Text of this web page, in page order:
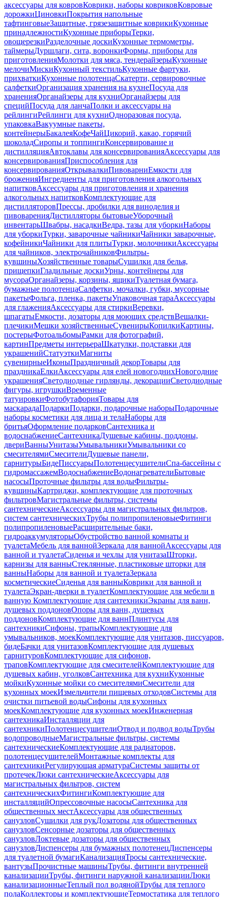
аксессуары для ковровКоврики, наборы ковриковКовровые
дорожкиЦиновкиПокрытия напольные
тафтинговыеЗащитные, грязезащитные коврикиКухонные
принадлежностиКухонные приборыТерки,
овощерезкиРазделочные доскиКухонные термометры,
таймерыДуршлаги, сита, воронкиФормы, приборы для
приготовленияМолотки для мяса, тендерайзерыКухонные
мелочиМискиКухонный текстильКухонные фартуки,
прихваткиКухонные полотенцаСкатерти, сервировочные
салфеткиОрганизация хранения на кухнеПосуда для
храненияОрганайзеры для кухниОрганайзеры для
специйПосуда для ланчаПолки и аксессуары на
рейлингиРейлинги для кухниОдноразовая посуда,
упаковкаВакуумные пакеты,
контейнерыБакалеяКофеЧайЦикорий, какао, горячий
шоколадСиропы и топпингиКонсервирование и
дистилляцияАвтоклавы для консервированияАксессуары для
консервированияПриспособления для
консервированияОткрывалкиПивоварниЕмкости для
броженияИнгредиенты для приготовления алкогольных
напитковАксессуары для приготовления и хранения
алкогольных напитковКомплектующие для
дистилляторовПрессы, дробилки для виноделия и
пивоваренияДистилляторы бытовыеУборочный
инвентарьШвабры, насадкиВедра, тазы для уборкиНаборы
для уборкиТурки, заварочные чайникиЧайники заварочные,
кофейникиЧайники для плитыТурки, молочникиАксессуары
для чайников, электрочайниковФильтры-
кувшиныХозяйственные товарыСушилки для белья,
прищепкиГладильные доскиУрны, контейнеры для
мусораОрганайзеры, корзины, ящикиТуалетная бумага,
бумажные полотенцаСалфетки, мочалки, губки, мусорные
пакетыФольга, пленка, пакетыУпаковочная тараАксессуары
для глаженияАксессуары для стиркиВеревки,
шпагатыЕмкости, дозаторы для моющих средствВешалки-
плечикиМешки хозяйственныеСувенирыКопилкиКартины,
постерыФотоальбомыРамки для фотографий,
картинПредметы интерьераШкатулки, подставки для
украшенийСтатуэткиМагниты
сувенирныеИконыПраздничный декорТовары для
праздникаЕлкиАксессуары для елей новогоднихНовогодние
украшенияСветодиодные гирлянды, декорацииСветодиодные
фигуры, игрушкиВременные
татуировкиФотобутафорияТовары для
маскарадаПодаркиПодарки, подарочные наборыПодарочные
наборы косметики для лица и телаНаборы для
бритьяОформление подарковСантехника и
водоснабжениеСантехникаДушевые кабины, поддоны,
двериВанныУнитазыУмывальникиУмывальники со
смесителямиСмесителиДушевые панели,
гарнитурыБидеПиссуарыПолотенцесушителиСпа-бассейны с
гидромассажемВодоснабжениеВодонагревателиБытовые
насосыПроточные фильтры для водыФильтры-
кувшиныКартриджи, комплектующие для проточных
фильтровМагистральные фильтры, системы
сантехническиеАксессуары для магистральных фильтров,
систем сантехническихТрубы полипропиленовыеФитинги
полипропиленовыеРасширительные баки,
гидроаккумуляторыОбустройство ванной комнаты и
туалетаМебель для ваннойЗеркала для ваннойАксессуары для
ванной и туалетаСиденья и чехлы для унитазаШторки,
карнизы для ванныСтеклянные, пластиковые шторки для
ванныНаборы для ванной и туалетаЗеркала
косметическиеСиденья для ванныКоврики для ванной и
туалетаЭкран-дверки в туалетКомплектующие для мебели в
ванную Комплектующие для сантехникиЭкраны для ванн,
душевых поддоновОпоры для ванн, душевых
поддоновКомплектующие для ваннПлинтусы для
сантехникиСифоны, трапыКомплектующие для
умывальников, моекКомплектующие для унитазов, писсуаров,
бидеБачки для унитазовКомплектующие для душевых
гарнитуровКомплектующие для сифонов,
траповКомплектующие для смесителейКомплектующие для
душевых кабин, уголковСантехника для кухниКухонные
мойкиКухонные мойки со смесителямиСмесители для
кухонных моекИзмельчители пищевых отходовСистемы для
очистки питьевой водыСифоны для кухонных
моекКомплектующие для кухонных моекИнженерная
сантехникаИнсталляции для
сантехникиПолотенцесушителиОтвод и подвод водыТрубы
водопроводныеМагистральные фильтры, системы
сантехническиеКомплектующие для радиаторов,
полотенцесушителейМонтажные комплекты для
сантехникиРегулирующая арматураСистемы защиты от
протечекЛюки сантехническиеАксессуары для
магистральных фильтров, систем
сантехническихФитингиКомплектующие для
инсталляцийОпрессовочные насосыСантехника для
общественных местАксессуары для общественных
санузловСушилки для рукДозаторы для общественных
санузловСенсорные дозаторы для общественных
санузловЛоктевые дозаторы для общественных
санузловДиспенсеры для бумажных полотенецДиспенсеры
для туалетной бумагиКанализацияТросы сантехнические,
вантузыПрочистные машиныТрубы, фитинги внутренней
канализацииТрубы, фитинги наружной канализацииЛюки
канализационныеТеплый пол водянойТрубы для теплого
полаКоллекторы и комплектующиеТермостатика для теплого